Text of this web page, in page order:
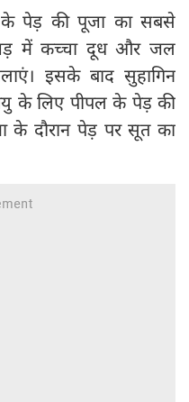
के पेड़ की पूजा का सबसे
जड़ में कच्चा दूध और जल
इसके बाद सुहागिन
के लिए पीपल के पेड़ की
के दौरान पेड़ पर सूत का